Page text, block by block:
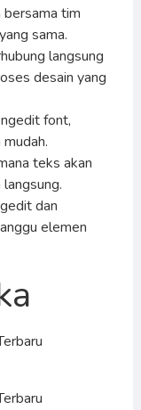
bersama tim
sama.
langsung
desain yang
font,
teks akan
dan
elemen